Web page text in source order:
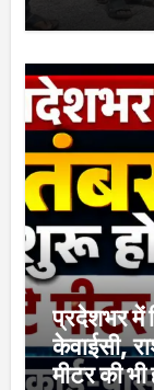
प्रदेशभर में
केवाईसी,
मीटर की भी